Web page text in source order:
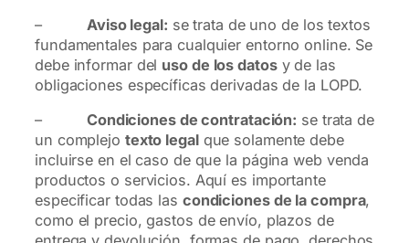
– Aviso legal: se trata de uno de los textos
fundamentales para cualquier entorno online. Se
debe informar del uso de los datosy de las
obligaciones específicas derivadas de la LOPD.
– Condiciones de contratación: se trata de
un complejo texto legalque solamente debe
incluirse en el caso de que la página web venda
productos o servicios. Aquí es importante
especificar todas las condiciones de la compra,
como el precio, gastos de envío, plazos de